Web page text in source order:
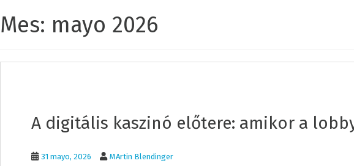
aMes: mayo 2026
A digitális kaszinó előtere: amikor a
31 mayo, 2026 MArtin Blendinger